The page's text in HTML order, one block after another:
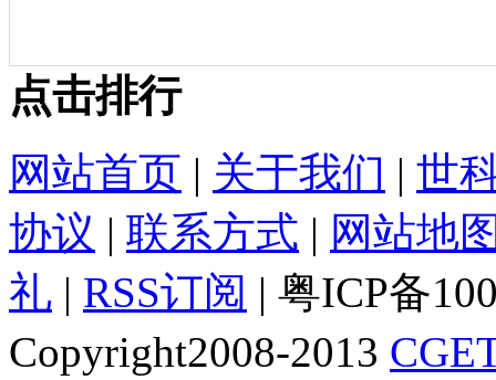
点击排行
网站首页 | 关于我们 | 世
协议 | 联系方式 | 网站地
礼 | RSS订阅 | 粤ICP备
Copyright2008-2013